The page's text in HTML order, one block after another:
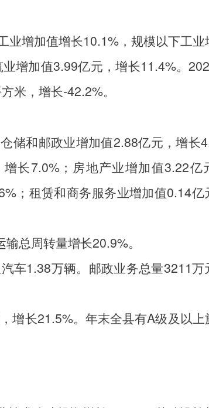
业增加值增长10.1%，规模以下工业
增加值3.99亿元，增长11.4%。
米，增长-42.2%。
储和邮政业增加值2.88亿元，增长
长7.0%；房地产业增加值3.22亿
；租赁和商务服务业增加值0.14亿
输总周转量增长20.9%。
车1.38万辆。邮政业务总量3211万
增长21.5%。年末全县有A级及以上